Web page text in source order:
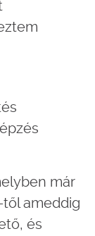
már
ameddig
és